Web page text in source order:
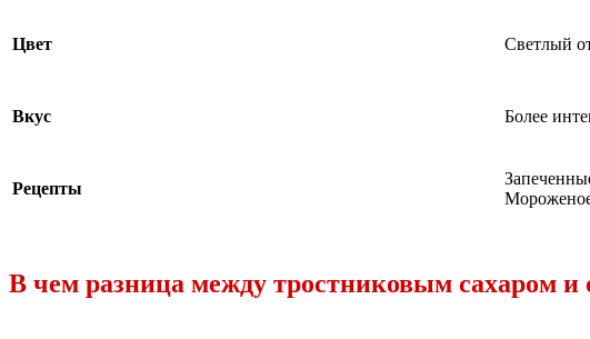
Цвет Светлый
Вкус Более
Рецепты
В чем разница между тростниковым сахаром